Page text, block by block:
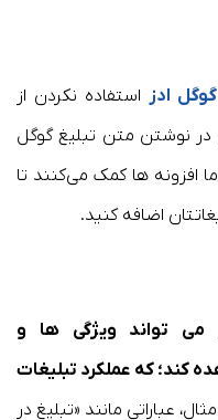
ادز استفاده نکردن از
در نوشتن متن تبلیغ گوگل
افزونه ها کمک می‌کنند تا
اضافه کنید.
می تواند ویژگی ها و
کند؛ که عملکرد تبلیغات
عباراتی مانند «تبلیغ در